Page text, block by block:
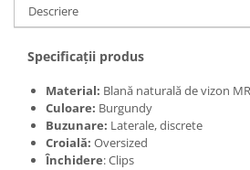
Descriere
Specificații produs
Material: Blană naturală de vizon
Culoare: Burgundy
Buzunare: Laterale, discrete
Croială: Oversized
Închidere: Clips